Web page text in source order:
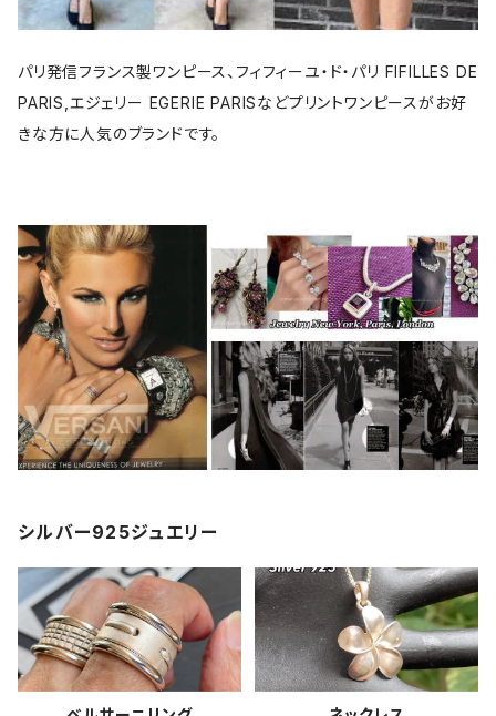
パリ発信フランス製ワンピース、フィフィーユ・ド・パリ FIFILLES DE
PARIS,エジェリー EGERIE PARISなどプリントワンピースがお好
きな方に人気のブランドです。
シルバー925ジュエリー